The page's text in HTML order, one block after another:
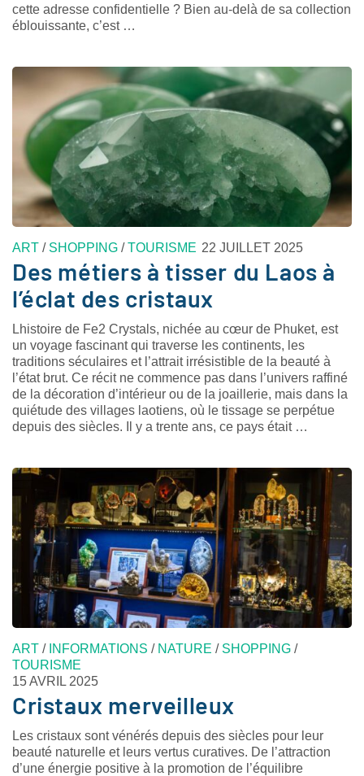
cette adresse confidentielle ? Bien au-delà de sa collection
éblouissante, c’est …
ART / SHOPPING /TOURISME 22 JUILLET 2025
Des métiers à tisser du Laos à
l’éclat des cristaux
Lhistoire de Fe2 Crystals, nichée au cœur de Phuket, est
un voyage fascinant qui traverse les continents, les
traditions séculaires et l’attrait irrésistible de la beauté à
l’état brut. Ce récit ne commence pas dans l’univers raffiné
de la décoration d’intérieur ou de la joaillerie, mais dans la
quiétude des villages laotiens, où le tissage se perpétue
depuis des siècles. Il y a trente ans, ce pays était …
ART / INFORMATIONS / NATURE / SHOPPING /
TOURISME
15 AVRIL 2025
Cristaux merveilleux
Les cristaux sont vénérés depuis des siècles pour leur
beauté naturelle et leurs vertus curatives. De l’attraction
d’une énergie positive à la promotion de l’équilibre